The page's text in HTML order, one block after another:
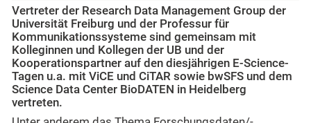
Vertreter der Research Data Management Group der
Universität Freiburg und der Professur für
Kommunikationssysteme sind gemeinsam mit
Kolleginnen und Kollegen der UB und der
Kooperationspartner auf den diesjährigen E-Science-
Tagen u.a. mit ViCE und CiTAR sowie bwSFS und dem
Science Data Center BioDATEN in Heidelberg
vertreten.